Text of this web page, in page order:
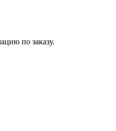
по заказу.